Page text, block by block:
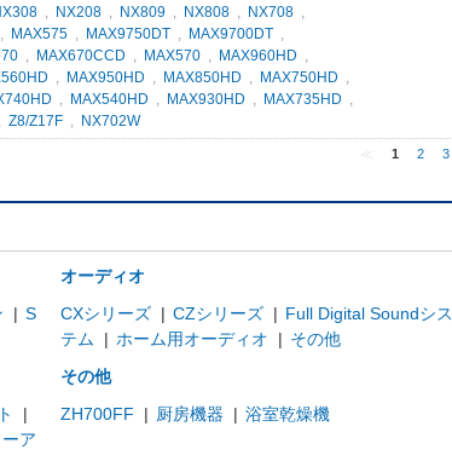
, NX208 , NX809 , NX808 , NX708 ,
, MAX575 , MAX9750DT , MAX9700DT ,
, MAX670CCD , MAX570 , MAX960HD ,
, MAX950HD , MAX850HD , MAX750HD ,
, MAX540HD , MAX930HD , MAX735HD ,
Z8/Z17F , NX702W
1 2 3
| S
オーディオ
CXシリーズ | CZシリーズ | Full Digital Soundシス
テム
| ホーム用オーディオ | その他
|
ア
その他
ZH700FF
| 厨房機器 | 浴室乾燥機